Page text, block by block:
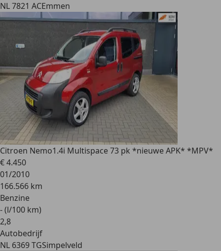
NL 7821 ACEmmen
Citroen Nemo1.4i Multispace 73 pk *nieuwe APK* *MPV*
€ 4.450
01/2010
166.566 km
Benzine
- (l/100 km)
2,8
Autobedrijf
NL 6369 TGSimpelveld